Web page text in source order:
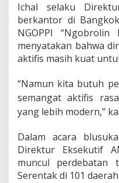
e
K
I
P
P
J
k
a
r
t
Ichal selaku
berkantor di
NGOPPI “Ngobrolin
menyatakan bahwa
aktifis masih kuat
“Namun kita butuh
semangat aktifis
yang lebih modern,”
Dalam acara
Direktur Eksekutif
muncul perdebatan
Serentak di 101